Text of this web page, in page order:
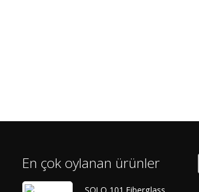
En çok oylanan ürünler